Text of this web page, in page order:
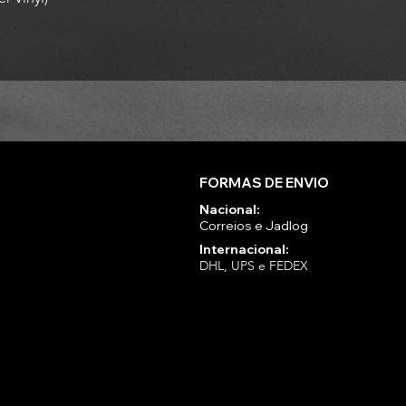
FORMAS DE ENVIO
Nacional:
Correios e Jadlog
Internacional:
DHL, UPS e FEDEX